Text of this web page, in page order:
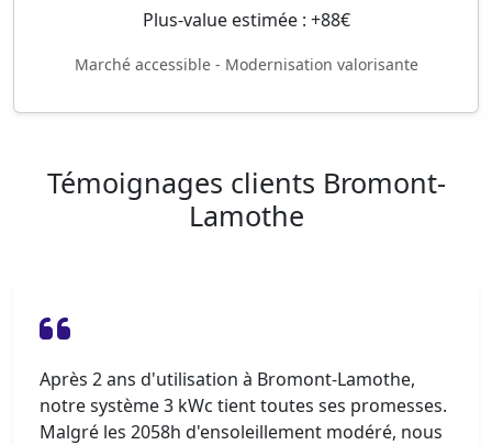
Plus-value estimée : +88€
Marché accessible - Modernisation valorisante
Témoignages clients Bromont-
Lamothe
Après 2 ans d'utilisation à Bromont-Lamothe,
notre système 3 kWc tient toutes ses promesses.
Malgré les 2058h d'ensoleillement modéré, nous